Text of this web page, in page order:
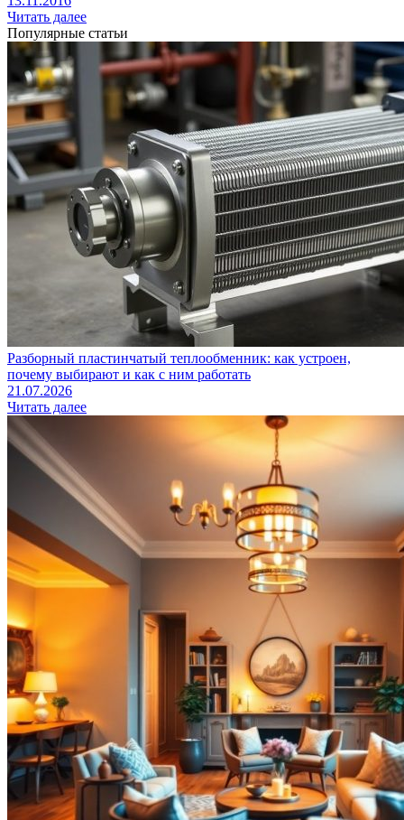
Читать далее
Популярные статьи
Разборный пластинчатый теплообменник: как устроен,
почему выбирают и как с ним работать
21.07.2026
Читать далее